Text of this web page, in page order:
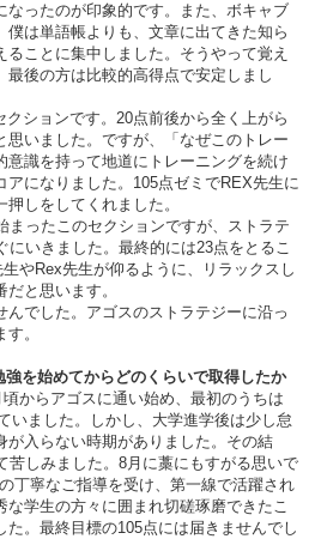
なったのが印象的です。また、ボキャブ
僕は単語帳よりも、文章に出てきた知ら
ことに集中しました。そうやって覚え
最後の方は比較的高得点で安定しまし
ションです。20点前後から全く上がら
思いました。ですが、「なぜこのトレー
意識を持って地道にトレーニングを続け
アになりました。105点ゼミでREX先生に
しをしてくれました。
まったこのセクションですが、ストラテ
にいきました。最終的には23点をとるこ
やRex先生が仰るように、リラックスし
と思います。
でした。アゴスのストラテジーに沿っ
。
を始めてからどのくらいで取得したか
からアゴスに通い始め、最初のうちは
いました。しかし、大学進学後は少し怠
が入らない時期がありました。その結
苦しみました。8月に藁にもすがる思いで
丁寧なご指導を受け、第一線で活躍され
学生の方々に囲まれ切磋琢磨できたこ
た。最終目標の105点には届きませんでし